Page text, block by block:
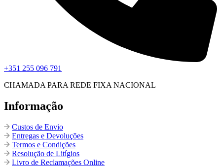
+351 255 096 791
CHAMADA PARA REDE FIXA NACIONAL
Informação
Custos de Envio
Entregas e Devoluções
Termos e Condições
Resolução de Litígios
Livro de Reclamações Online